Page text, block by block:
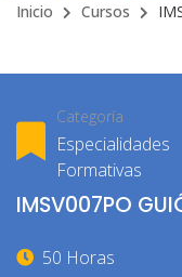
Inicio Cursos
Categoría
Especialidades
Formativas
IMSV007PO
50 Horas